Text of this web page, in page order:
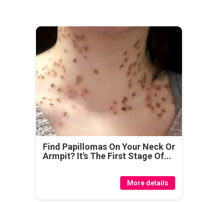
Find Papillomas On Your Neck Or
Armpit? It's The First Stage Of...
More details